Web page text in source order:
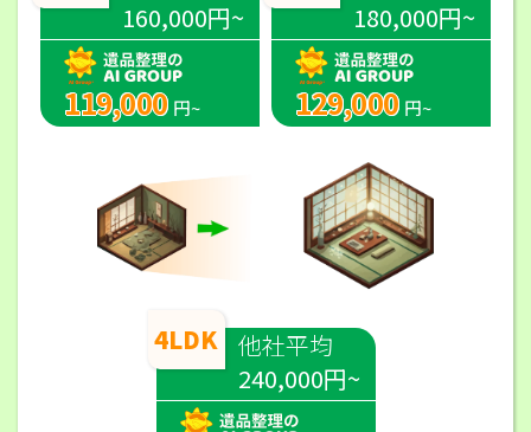
160,000円~
119,000 円~
4LDK 他社平均
240,000円~
180,000円~
129,000 円~